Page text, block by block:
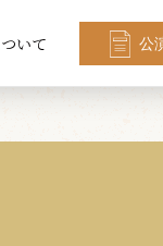
いて 公